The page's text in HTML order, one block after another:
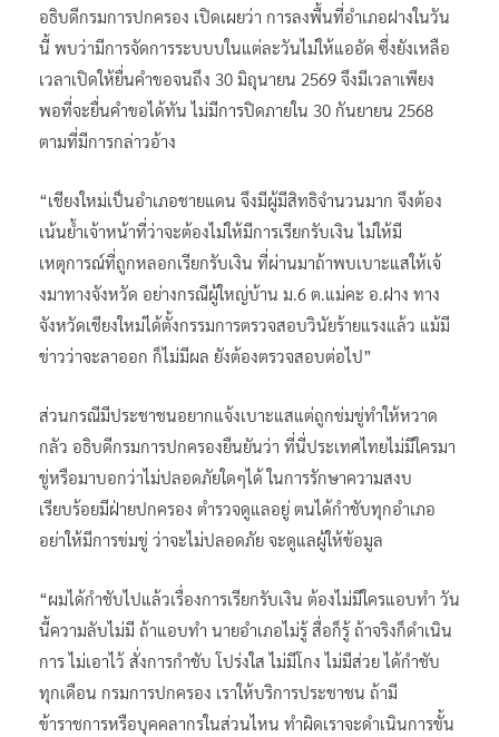
อธิบดีกรมการปกครอง เปิดเผยว่า การลงพื้นที่อำเภอฝางในวัน
นี้ พบว่ามีการจัดการระบบบในแต่ละวันไม่ให้แออัด ซึ่งยังเหลือ
เวลาเปิดให้ยื่นคำขอจนถึง 30 มิถุนายน 2569 จึงมีเวลาเพียง
พอที่จะยื่นคำขอได้ทัน ไม่มีการปิดภายใน 30 กันยายน 2568
ตามที่มีการกล่าวอ้าง
“เชียงใหม่เป็นอำเภอชายแดน จึงมีผู้มีสิทธิจำนวนมาก จึงต้อง
เน้นย้ำเจ้าหน้าที่ว่าจะต้องไม่ให้มีการเรียกรับเงิน ไม่ให้มี
เหตุการณ์ที่ถูกหลอกเรียกรับเงิน ที่ผ่านมาถ้าพบเบาะแสให้เจ้
งมาทางจังหวัด อย่างกรณีผู้ใหญ่บ้าน ม.6 ต.แม่คะ อ.ฝาง ทาง
จังหวัดเชียงใหม่ได้ตั้งกรรมการตรวจสอบวินัยร้ายแรงแล้ว แม้มี
ข่าวว่าจะลาออก ก็ไม่มีผล ยังต้องตรวจสอบต่อไป”
ส่วนกรณีมีประชาชนอยากแจ้งเบาะแสแต่ถูกข่มขู่ทำให้หวาด
กลัว อธิบดีกรมการปกครองยืนยันว่า ที่นี่ประเทศไทยไม่มีใครมา
ขู่หรือมาบอกว่าไม่ปลอดภัยใดๆได้ ในการรักษาความสงบ
เรียบร้อยมีฝ่ายปกครอง ตำรวจดูแลอยู่ ตนได้กำชับทุกอำเภอ
อย่าให้มีการข่มขู่ ว่าจะไม่ปลอดภัย จะดูแลผู้ให้ข้อมูล
“ผมได้กำชับไปแล้วเรื่องการเรียกรับเงิน ต้องไม่มีใครแอบทำ วัน
นี้ความลับไม่มี ถ้าแอบทำ นายอำเภอไม่รู้ สื่อก็รู้ ถ้าจริงก็ดำเนิน
การ ไม่เอาไว้ สั่งการกำชับ โปร่งใส ไม่มีโกง ไม่มีส่วย ได้กำชับ
ทุกเดือน กรมการปกครอง เราให้บริการประชาชน ถ้ามี
ข้าราชการหรือบุคคลากรในส่วนไหน ทำผิดเราจะดำเนินการขั้น